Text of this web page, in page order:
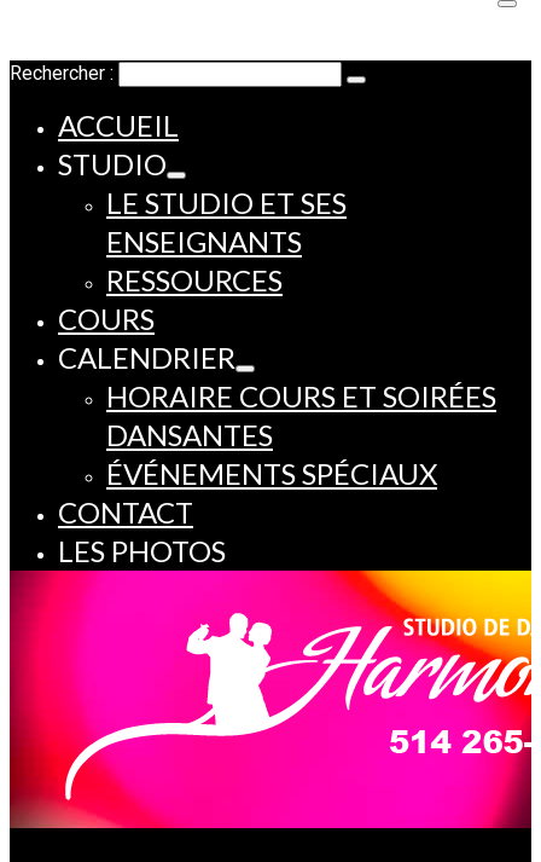
Rechercher :
ACCUEIL
STUDIO
LE STUDIO ET SES
ENSEIGNANTS
RESSOURCES
COURS
CALENDRIER
HORAIRE COURS ET SOIRÉES
DANSANTES
ÉVÉNEMENTS SPÉCIAUX
CONTACT
LES PHOTOS